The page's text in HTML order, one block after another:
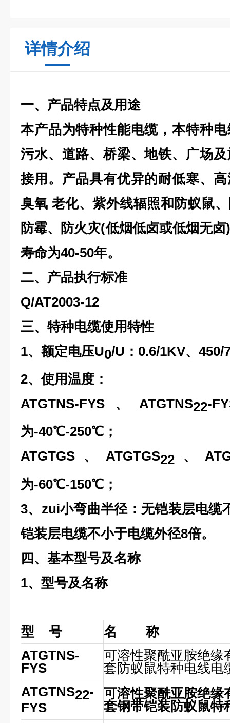
详情介绍
一、产品特点及用途
本产品为特种性能电缆，本特种
污水、道路、桥梁、地铁、广场
接用。产品具有优异的耐低寒、
臭氧 老化、紫外线辐照和防蚁鼠
防霉、防火灾(低烟低卤或低烟无
寿命为40-50年。
二、产品执行标准
Q/AT2003-12
三、特种电缆使用特性
1、额定电压U0/U：0.6/1KV、450/
2、使用温度：
ATGTNS-FYS、ATGTNS22-
为-40℃-250℃；
ATGTGS、ATGTGS22、
为-60℃-150℃；
3、zui小弯曲半径：无铠装层电缆
铠装层电缆不小于电缆外径8倍。
四、基本型号及名称
1、型号及名称
型 号
名 称
ATGTNS-
FYS
可溶性聚酰亚胺绝缘
套防蚁鼠特种电线电
ATGTNS22-
FYS
可溶性聚酰亚胺绝缘
套钢带铠装防蚁鼠特